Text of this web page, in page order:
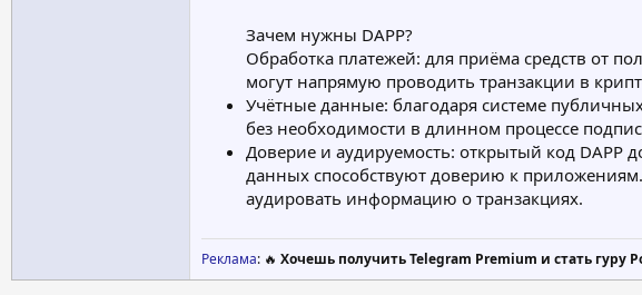
Зачем нужны DAPP?
Обработка платежей: для приёма средств от
могут напрямую проводить транзакции в
Учётные данные: благодаря системе
без необходимости в длинном процессе
Доверие и аудируемость: открытый код DAPP
данных способствуют доверию к
аудировать информацию о транзакциях.
Реклама: 🔥 Хочешь получить Telegram Premium и стать гуру